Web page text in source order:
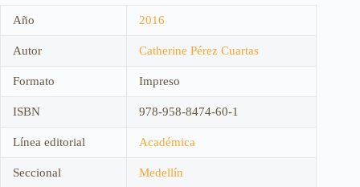
Año 2016
Autor Catherine Pérez Cuartas
Formato Impreso
ISBN 978-958-8474-60-1
Línea editorial Académica
Seccional Medellín